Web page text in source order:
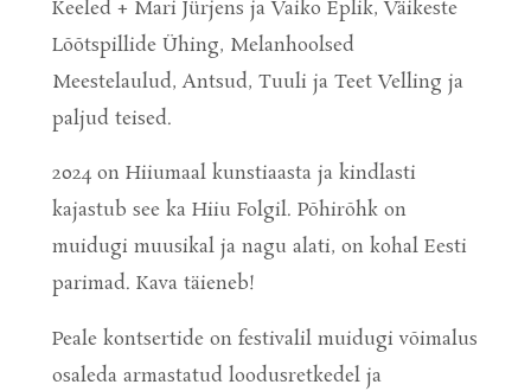
Keeled + Mari Jürjens ja Vaiko Eplik, Väikeste
Lõõtspillide Ühing, Melanhoolsed
Meestelaulud, Antsud, Tuuli ja Teet Velling ja
paljud teised.
2024 on Hiiumaal kunstiaasta ja kindlasti
kajastub see ka Hiiu Folgil. Põhirõhk on
muidugi muusikal ja nagu alati, on kohal Eesti
parimad. Kava täieneb!
Peale kontsertide on festivalil muidugi võimalus
osaleda armastatud loodusretkedel ja